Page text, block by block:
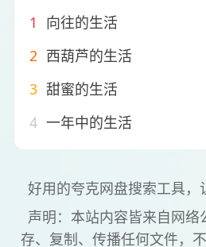
1
向往的生活
2 西葫芦的生活
3 甜蜜的生活
4 一年中的生活
好用的夸克网盘搜索工具，
声明：本站内容皆来自网
存、复制、传播任何文件，